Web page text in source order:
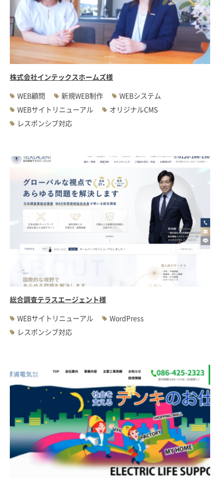
株式会社インテックスホームズ様
WEB顧問
新規WEB制作
WEBシステム
WEBサイトリニューアル
オリジナルCMS
レスポンシブ対応
総合調査テラスエージェント様
WEBサイトリニューアル
WordPress
レスポンシブ対応